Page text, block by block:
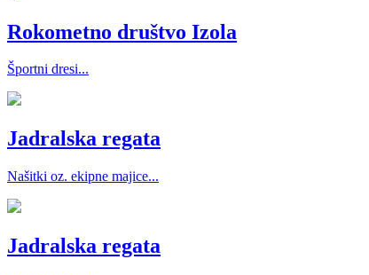
Rokometno društvo Izola
Športni dresi...
Jadralska regata
Našitki oz. ekipne majice...
Jadralska regata